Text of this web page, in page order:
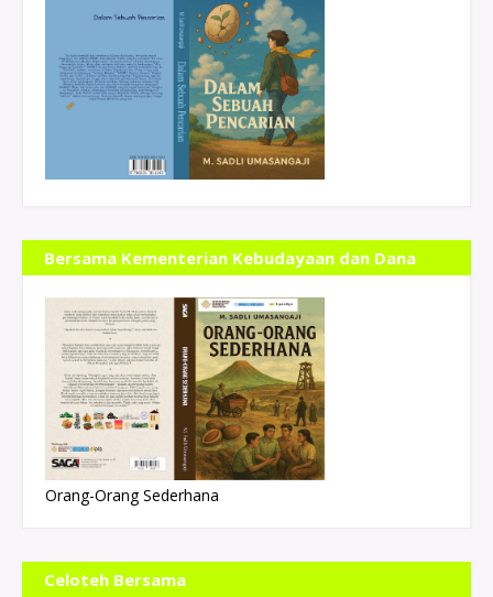
Bersama Kementerian Kebudayaan dan Dana
Indonesiana
Orang-Orang Sederhana
Celoteh Bersama